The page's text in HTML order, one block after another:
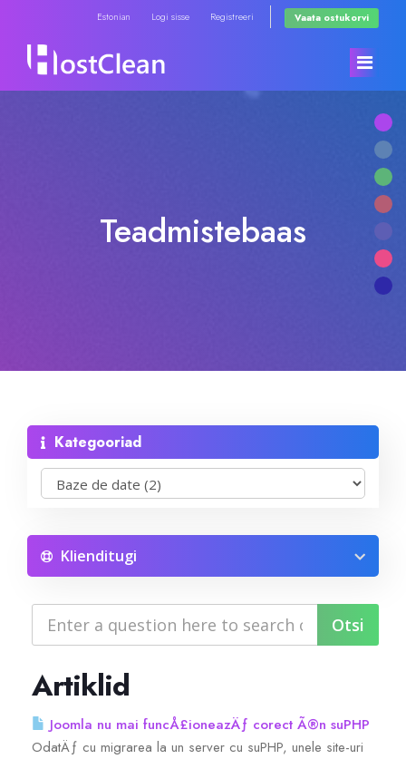
Estonian Logi sisse Registreeri Vaata ostukorvi
Browse All
Reseller Radio SonicPanel SHOUTcast
WebHosting
Reseller Web Hosting
Servere VPS
Counter Strike 1.6
Counter Strike Go
Teadmistebaas
Kategooriad
Klienditugi
Artiklid
Joomla nu mai funcÅ£ioneazÄƒ corect Ã®n suPHP
OdatÄƒ cu migrarea la un server cu suPHP, unele site-uri